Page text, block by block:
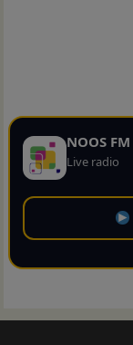
NOOS FM
Live radio